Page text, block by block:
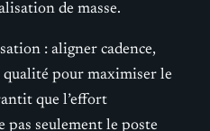
de masse.
: aligner cadence,
pour maximiser le
que l’effort
pas seulement le poste